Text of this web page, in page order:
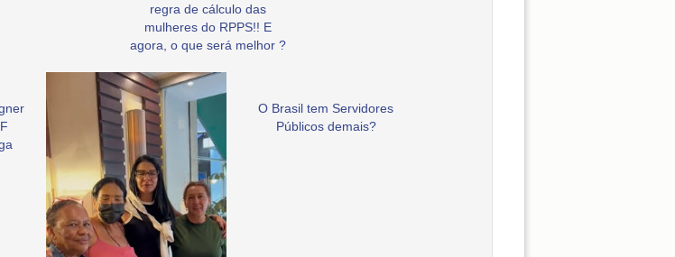
regra de cálculo das
mulheres do RPPS!! E
agora, o que será melhor ?
O Brasil tem Servidores
Públicos demais?